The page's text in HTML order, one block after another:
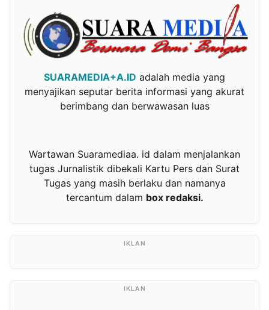
SUARAMEDIA+A.ID adalah media yang
menyajikan seputar berita informasi yang akurat
berimbang dan berwawasan luas
Wartawan Suaramediaa. id dalam menjalankan
tugas Jurnalistik dibekali Kartu Pers dan Surat
Tugas yang masih berlaku dan namanya
tercantum dalam box redaksi.